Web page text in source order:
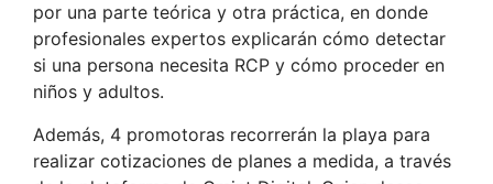
por una parte teórica y otra práctica, en donde
profesionales expertos explicarán cómo detectar
si una persona necesita RCP y cómo proceder en
niños y adultos.
Además, 4 promotoras recorrerán la playa para
realizar cotizaciones de planes a medida, a través